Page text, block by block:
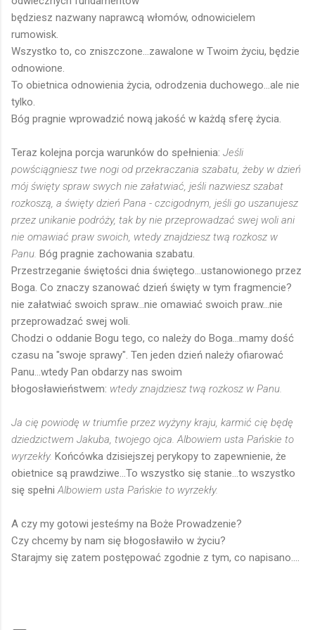
będziesz nazwany naprawcą włomów, odnowicielem
rumowisk.
Wszystko to, co zniszczone...zawalone w Twoim życiu, będzie
odnowione.
To obietnica odnowienia życia, odrodzenia duchowego...ale nie
tylko.
Bóg pragnie wprowadzić nową jakość w każdą sferę życia.
Teraz kolejna porcja warunków do spełnienia: Jeśli
powściągniesz twe nogi od przekraczania szabatu, żeby w dzień
mój święty spraw swych nie załatwiać, jeśli nazwiesz szabat
rozkoszą, a święty dzień Pana - czcigodnym, jeśli go uszanujesz
przez unikanie podróży, tak by nie przeprowadzać swej woli ani
nie omawiać praw swoich, wtedy znajdziesz twą rozkosz w
Panu. Bóg pragnie zachowania szabatu.
Przestrzeganie świętości dnia świętego...ustanowionego przez
Boga. Co znaczy szanować dzień święty w tym fragmencie?
nie załatwiać swoich spraw...nie omawiać swoich praw...nie
przeprowadzać swej woli.
Chodzi o oddanie Bogu tego, co należy do Boga...mamy dość
czasu na "swoje sprawy". Ten jeden dzień należy ofiarować
Panu...wtedy Pan obdarzy nas swoim
błogosławieństwem: wtedy znajdziesz twą rozkosz w Panu.
Ja cię powiodę w triumfie przez wyżyny kraju, karmić cię będę
dziedzictwem Jakuba, twojego ojca. Albowiem usta Pańskie to
wyrzekły. Końcówka dzisiejszej perykopy to zapewnienie, że
obietnice są prawdziwe...To wszystko się stanie...to wszystko
się spełni Albowiem usta Pańskie to wyrzekły.
A czy my gotowi jesteśmy na Boże Prowadzenie?
Czy chcemy by nam się błogosławiło w życiu?
Starajmy się zatem postępować zgodnie z tym, co napisano....